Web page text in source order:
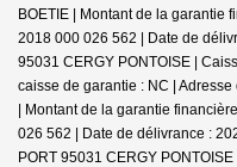
BOETIE | Montant de la garantie
2018 000 026 562 | Date de
95031 CERGY PONTOISE |
caisse de garantie : NC |
| Montant de la garantie
026 562 | Date de délivrance :
PORT 95031 CERGY